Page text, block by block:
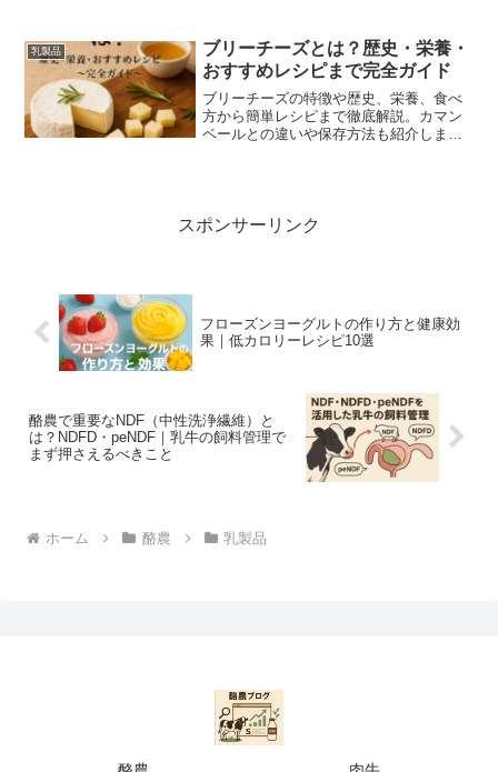
乳製品
ブリーチーズとは？歴史・栄養・
おすすめレシピまで完全ガイド
ブリーチーズの特徴や歴史、栄養、食べ
方から簡単レシピまで徹底解説。カマン
ベールとの違いや保存方法も紹介しま
スポンサーリンク
フローズンヨーグルトの作り方と健康効
果｜低カロリーレシピ10選
酪農で重要なNDF（中性洗浄繊維）と
は？NDFD・peNDF｜乳牛の飼料管理で
まず押さえるべきこと
ホーム 酪農 乳製品